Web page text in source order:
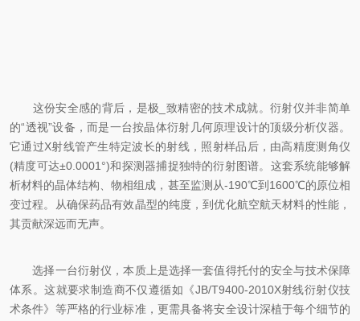
这份安全感的背后，是极_致精密的技术成就。衍射仪并非简单
的“透视”设备，而是一台按晶体衍射几何原理设计的顶级分析仪器。
它通过X射线管产生特定波长的射线，照射样品后，由高精度测角仪
(精度可达±0.0001°)和探测器捕捉独特的衍射图谱。这套系统能够解
析材料的晶体结构、物相组成，甚至监测从-190℃到1600℃的原位相
变过程。从确保药品有效晶型的纯度，到优化航空航天材料的性能，
其贡献深远而无声。
选择一台衍射仪，本质上是选择一套值得托付的安全与技术保障
体系。这就要求制造商不仅遵循如《JB/T9400-2010X射线衍射仪技
术条件》等严格的行业标准，更需具备将安全设计深植于每个细节的